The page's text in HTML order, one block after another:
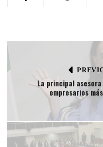
La principal
empresarios